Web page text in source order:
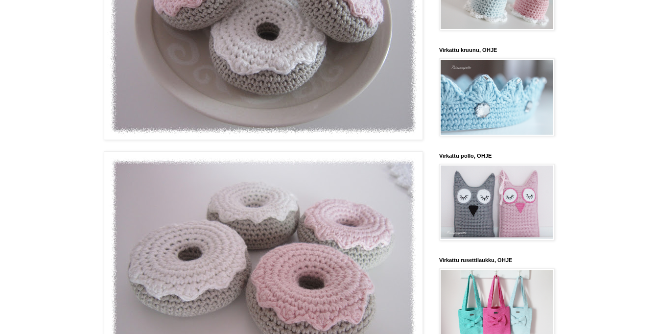
Virkattu kruunu, OHJE
Virkattu pöllö, OHJE
Virkattu rusettilaukku, OHJE